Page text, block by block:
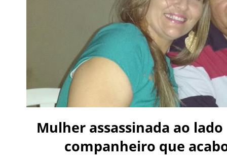
Mulher assassinada ao
companheiro que